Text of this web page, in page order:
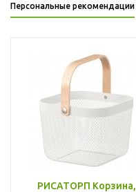
Персональные рекомендации
РИСАТОРП Корзина,